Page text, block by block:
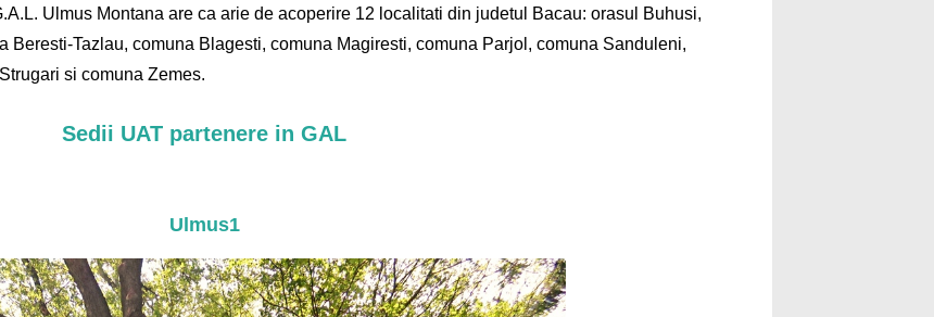
Ulmus Montana are ca arie de acoperire 12 localitati din judetul Bacau: orasul Buhusi,
Beresti-Tazlau, comuna Blagesti, comuna Magiresti, comuna Parjol, comuna Sanduleni,
si comuna Zemes.
Sedii UAT partenere in GAL
Ulmus1